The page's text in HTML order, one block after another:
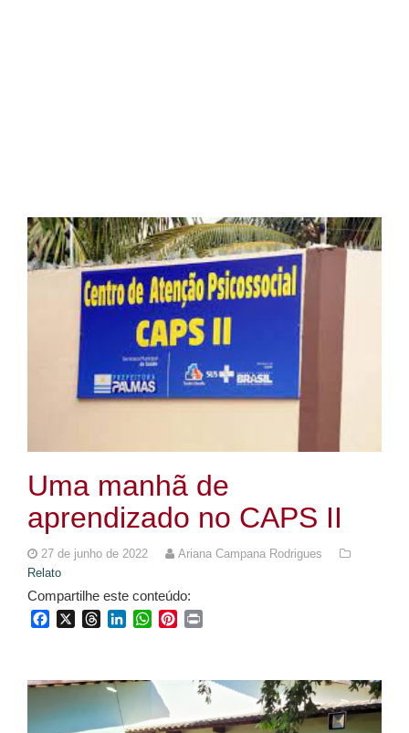
Uma manhã de
aprendizado no CAPS II
27 de junho de 2022
Ariana Campana Rodrigues
Relato
Compartilhe este conteúdo:
FacebookThreadsLinkedInWhatsApp
Pinterest